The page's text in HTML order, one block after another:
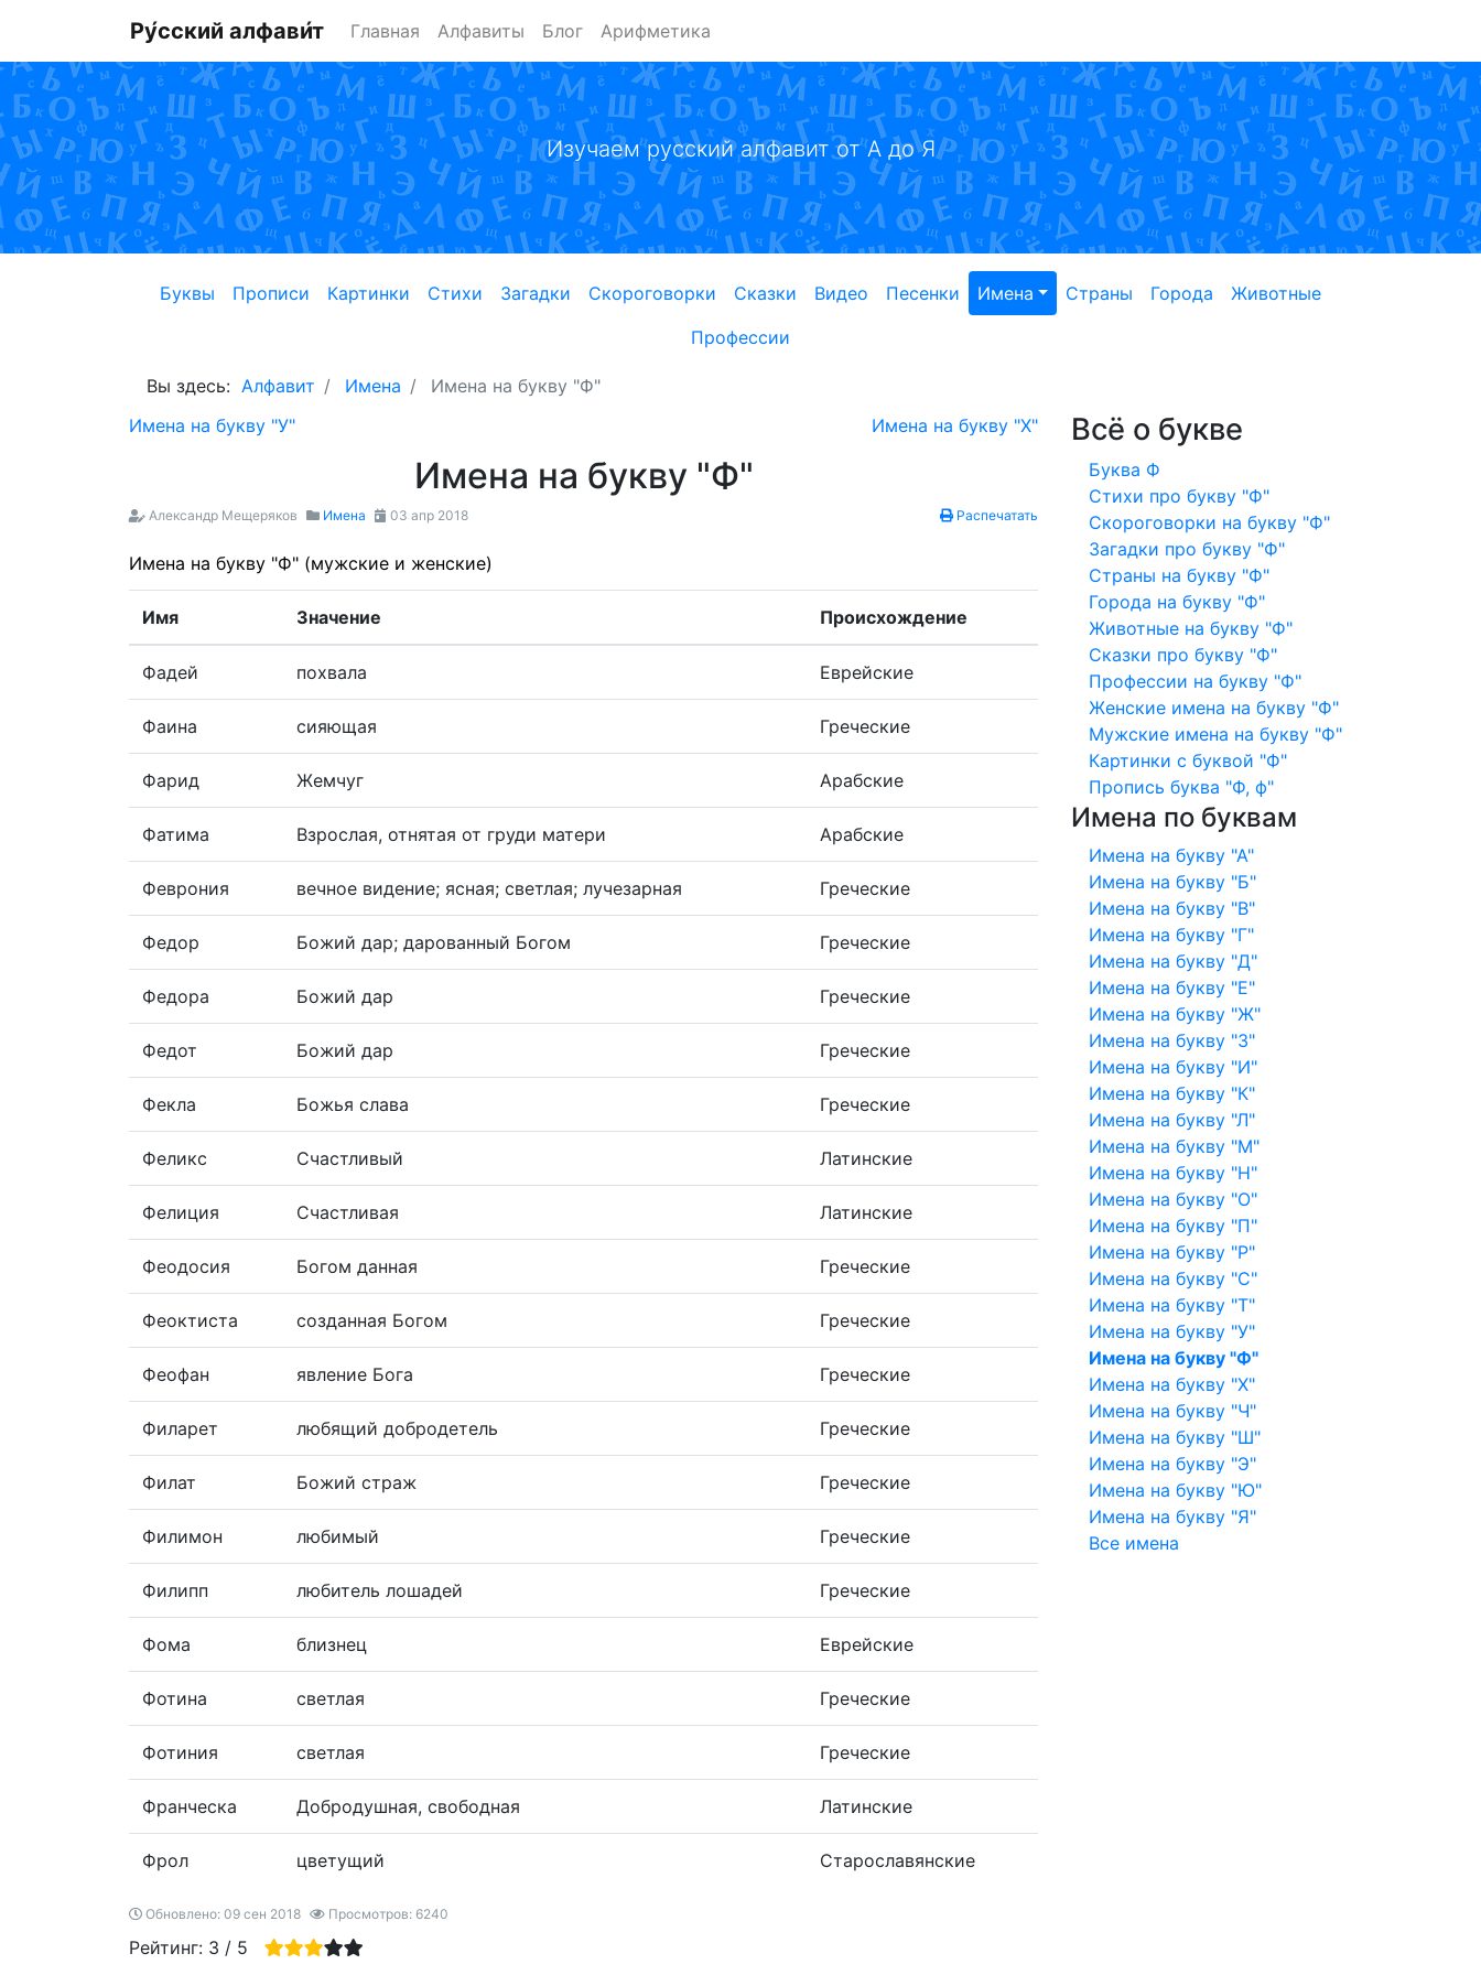
Ру́сский алфави́т Главная Алфавиты Блог Арифметика
Изучаем русский алфавит от А до Я
Буквы Прописи Картинки Стихи Загадки Скороговорки Сказки Видео Песенки Имена Страны Города
Животные
Профессии
Вы здесь: Алфавит Имена
Имена на букву "Ф"
Имена на букву "У"
Имена на букву "Х"
Имена на букву "Ф"
Распечатать
Александр Мещеряков Имена 03 апр 2018
Имена на букву "Ф" (мужские и женские)
Имя Значение Происхождение
Фадей похвала Еврейские
Фаина сияющая Греческие
Фарид Жемчуг Арабские
Фатима Взрослая, отнятая от груди матери Арабские
Феврония вечное видение; ясная; светлая; лучезарная Греческие
Федор Божий дар; дарованный Богом Греческие
Федора Божий дар Греческие
Федот Божий дар Греческие
Фекла Божья слава Греческие
Феликс Счастливый Латинские
Фелиция Счастливая Латинские
Феодосия Богом данная Греческие
Феоктиста созданная Богом Греческие
Феофан явление Бога Греческие
Филарет любящий добродетель Греческие
Филат Божий страж Греческие
Филимон любимый Греческие
Филипп любитель лошадей Греческие
Фома близнец Еврейские
Фотина светлая Греческие
Фотиния светлая Греческие
Франческа Добродушная, свободная Латинские
Фрол цветущий Старославянские
Обновлено: 09 сен 2018 Просмотров: 6240
Рейтинг: 3 / 5
Всё о букве
Буква Ф
Стихи про букву "Ф"
Скороговорки на букву "Ф"
Загадки про букву "Ф"
Страны на букву "Ф"
Города на букву "Ф"
Животные на букву "Ф"
Сказки про букву "Ф"
Профессии на букву "Ф"
Женские имена на букву "Ф"
Мужские имена на букву "Ф"
Картинки с буквой "Ф"
Пропись буква "Ф, ф"
Имена по буквам
Имена на букву "А"
Имена на букву "Б"
Имена на букву "В"
Имена на букву "Г"
Имена на букву "Д"
Имена на букву "Е"
Имена на букву "Ж"
Имена на букву "З"
Имена на букву "И"
Имена на букву "К"
Имена на букву "Л"
Имена на букву "М"
Имена на букву "Н"
Имена на букву "О"
Имена на букву "П"
Имена на букву "Р"
Имена на букву "С"
Имена на букву "Т"
Имена на букву "У"
Имена на букву "Ф"
Имена на букву "Х"
Имена на букву "Ч"
Имена на букву "Ш"
Имена на букву "Э"
Имена на букву "Ю"
Имена на букву "Я"
Все имена